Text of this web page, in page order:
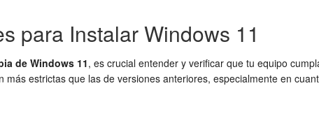
para Instalar Windows 11
de Windows 11, es crucial entender y verificar que tu equipo
más estrictas que las de versiones anteriores, especialmente en